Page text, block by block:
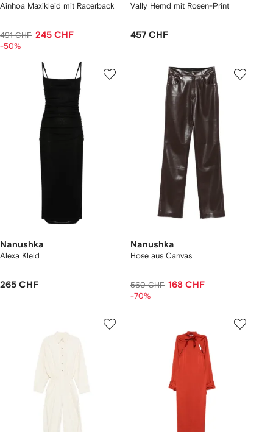
Ainhoa Maxikleid mit Racerback
491 CHF 245 CHF
-50%
Vally Hemd mit Rosen-Print
457 CHF
Nanushka
Alexa Kleid
265 CHF
Nanushka
Hose aus Canvas
560 CHF 168 CHF
-70%